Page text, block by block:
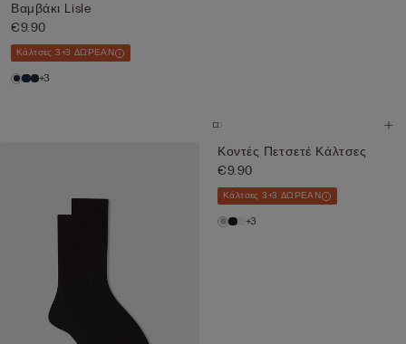
Βαμβάκι Lisle
€9.90
Κάλτσες 3+3 ΔΩΡΕΑΝ
+3
Κοντές Πετσετέ Κάλτσες
€9.90
Κάλτσες 3+3 ΔΩΡΕΑΝ
+3